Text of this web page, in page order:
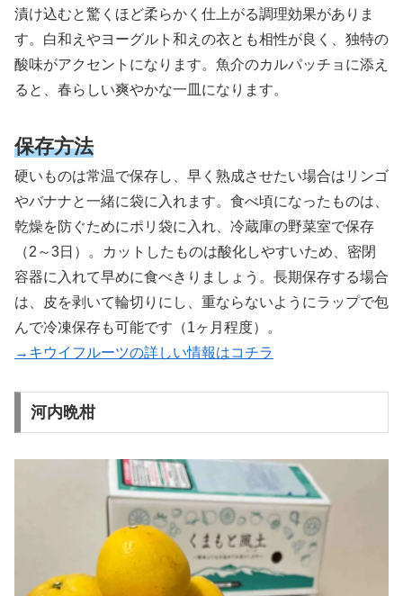
漬け込むと驚くほど柔らかく仕上がる調理効果がありま
す。白和えやヨーグルト和えの衣とも相性が良く、独特の
酸味がアクセントになります。魚介のカルパッチョに添え
ると、春らしい爽やかな一皿になります。
保存方法
硬いものは常温で保存し、早く熟成させたい場合はリンゴ
やバナナと一緒に袋に入れます。食べ頃になったものは、
乾燥を防ぐためにポリ袋に入れ、冷蔵庫の野菜室で保存
（2～3日）。カットしたものは酸化しやすいため、密閉
容器に入れて早めに食べきりましょう。長期保存する場合
は、皮を剥いて輪切りにし、重ならないようにラップで包
んで冷凍保存も可能です（1ヶ月程度）。
→キウイフルーツの詳しい情報はコチラ
河内晩柑